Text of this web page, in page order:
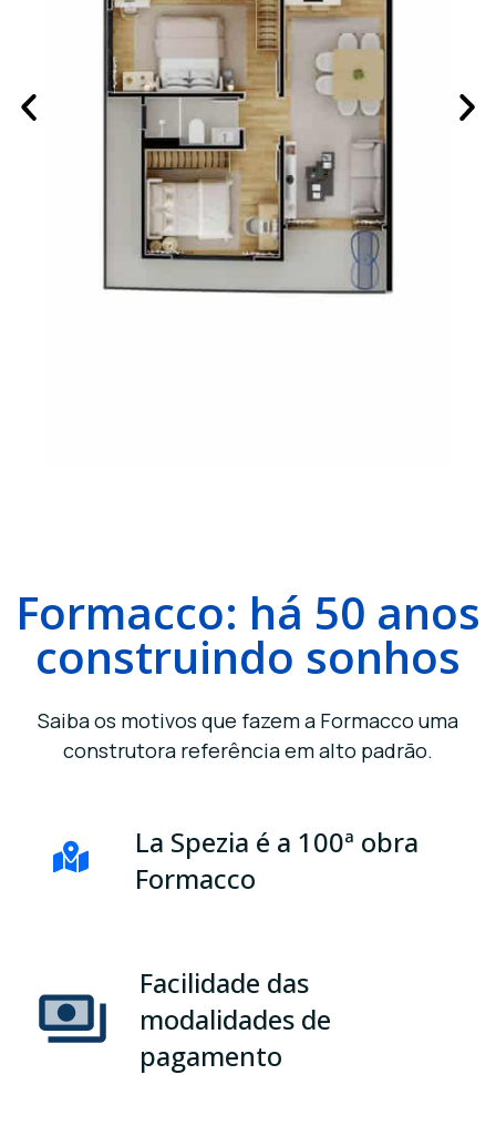
Formacco: há 50 anos
construindo sonhos
Saiba os motivos que fazem a Formacco uma
construtora referência em alto padrão.
La Spezia é a 100ª obra
Formacco
Facilidade das
modalidades de
pagamento